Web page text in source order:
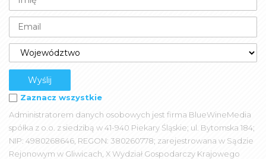
Zaznacz wszystkie
Administratorem danych osobowych jest firma BlueWineMedia
spółka z o.o. z siedzibą w 41-940 Piekary Śląskie; ul. Bytomska 184;
NIP: 4980268646, REGON: 380260778; zarejestrowana w Sądzie
Rejonowym w Gliwicach, X Wydział Gospodarczy Krajowego